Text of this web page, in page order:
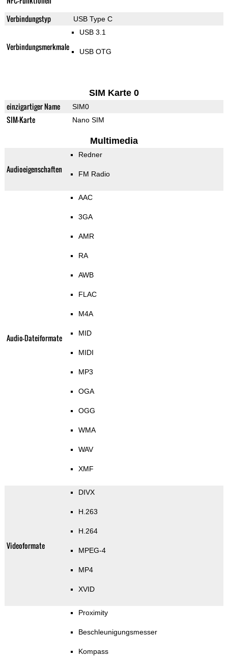
Verbindungstyp
USB Type C
Verbindungsmerkmale
USB 3.1
USB OTG
SIM Karte 0
einzigartiger Name SIM0
SIM-Karte Nano SIM
Multimedia
Audioeigenschaften
Redner
FM Radio
Audio-Dateiformate
AAC
3GA
AMR
RA
AWB
FLAC
M4A
MID
MIDI
MP3
OGA
OGG
WMA
WAV
XMF
Videoformate
DIVX
H.263
H.264
MPEG-4
MP4
XVID
Proximity
Beschleunigungsmesser
Kompass